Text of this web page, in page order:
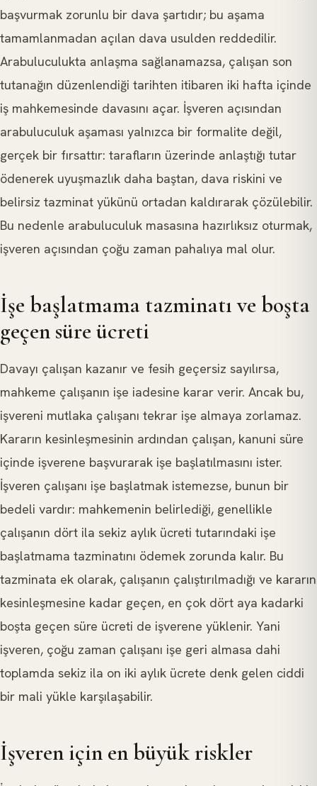
başvurmak zorunlu bir dava şartıdır; bu aşama
tamamlanmadan açılan dava usulden reddedilir.
Arabuluculukta anlaşma sağlanamazsa, çalışan son
tutanağın düzenlendiği tarihten itibaren iki hafta içinde
iş mahkemesinde davasını açar. İşveren açısından
arabuluculuk aşaması yalnızca bir formalite değil,
gerçek bir fırsattır: tarafların üzerinde anlaştığı tutar
ödenerek uyuşmazlık daha baştan, dava riskini ve
belirsiz tazminat yükünü ortadan kaldırarak çözülebilir.
Bu nedenle arabuluculuk masasına hazırlıksız oturmak,
işveren açısından çoğu zaman pahalıya mal olur.
İşe başlatmama tazminatı ve boşta
geçen süre ücreti
Davayı çalışan kazanır ve fesih geçersiz sayılırsa,
mahkeme çalışanın işe iadesine karar verir. Ancak bu,
işvereni mutlaka çalışanı tekrar işe almaya zorlamaz.
Kararın kesinleşmesinin ardından çalışan, kanuni süre
içinde işverene başvurarak işe başlatılmasını ister.
İşveren çalışanı işe başlatmak istemezse, bunun bir
bedeli vardır: mahkemenin belirlediği, genellikle
çalışanın dört ila sekiz aylık ücreti tutarındaki işe
başlatmama tazminatını ödemek zorunda kalır. Bu
tazminata ek olarak, çalışanın çalıştırılmadığı ve kararın
kesinleşmesine kadar geçen, en çok dört aya kadarki
boşta geçen süre ücreti de işverene yüklenir. Yani
işveren, çoğu zaman çalışanı işe geri almasa dahi
toplamda sekiz ila on iki aylık ücrete denk gelen ciddi
bir mali yükle karşılaşabilir.
İşveren için en büyük riskler